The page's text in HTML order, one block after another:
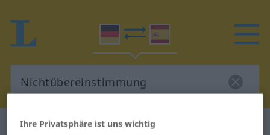
Deutsch-Spanisch Wörterbuch
Ihre Privatsphäre ist uns wichtig